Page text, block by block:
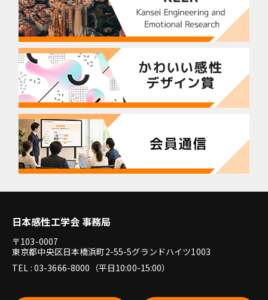
日本感性工学会 事務局
〒103-0007
東京都中央区日本橋浜町2-55-5グランドハイツ1003
TEL : 03-3666-8000（平日10:00-15:00）